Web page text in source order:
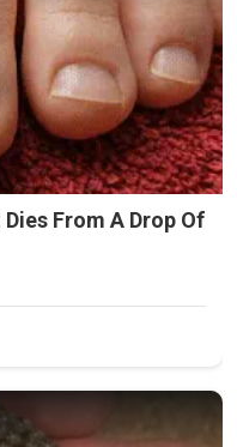
From A Drop Of